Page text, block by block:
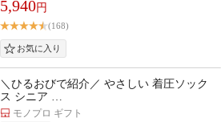
5,940円
(168)
＼ひるおびで紹介／ やさしい 着圧ソック
ス シニア …
モノプロ ギフト